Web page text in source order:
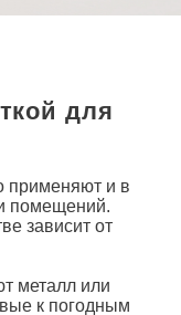
для
применяют и в
помещений.
зависит от
металл или
к погодным